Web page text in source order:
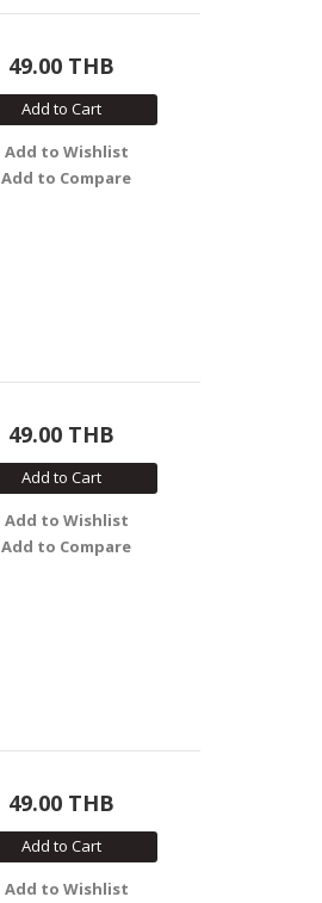
49.00 THB
Add to Cart
Add to Wishlist
Add to Compare
49.00 THB
Add to Cart
Add to Wishlist
Add to Compare
49.00 THB
Add to Cart
Add to Wishlist